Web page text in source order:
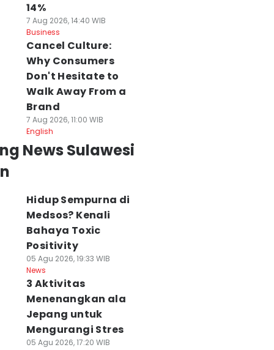
14%
7 Aug 2026, 14:40 WIB
Business
Cancel Culture:
Why Consumers
Don't Hesitate to
Walk Away From a
Brand
7 Aug 2026, 11:00 WIB
English
News Sulawesi
Hidup Sempurna di
Medsos? Kenali
Bahaya Toxic
Positivity
05 Agu 2026, 19:33 WIB
News
3 Aktivitas
Menenangkan ala
Jepang untuk
Mengurangi Stres
05 Agu 2026, 17:20 WIB